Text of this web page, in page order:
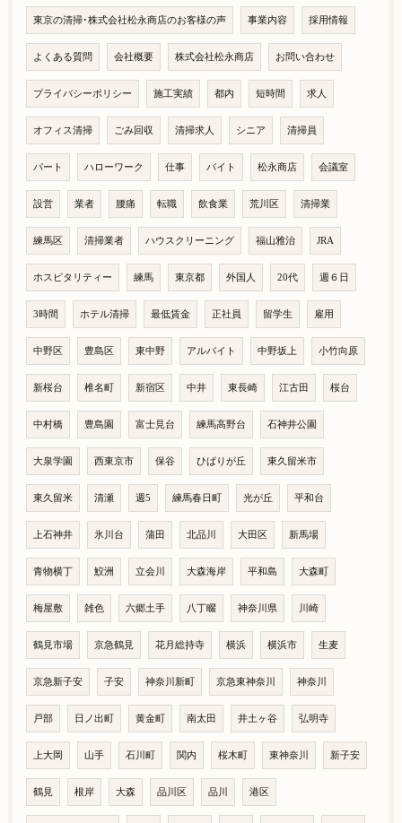
東京の清掃･株式会社松永商店のお客様の声 事業内容 採用情報
よくある質問 会社概要 株式会社松永商店 お問い合わせ
プライバシーポリシー 施工実績 都内 短時間 求人
オフィス清掃 ごみ回収 清掃求人 シニア 清掃員
パート ハローワーク 仕事 バイト 松永商店 会議室
設営 業者 腰痛 転職 飲食業 荒川区 清掃業
練馬区 清掃業者 ハウスクリーニング 福山雅治 JRA
ホスピタリティー 練馬 東京都 外国人 20代 週６日
3時間 ホテル清掃 最低賃金 正社員 留学生 雇用
中野区 豊島区 東中野 アルバイト 中野坂上 小竹向原
新桜台 椎名町 新宿区 中井 東長崎 江古田 桜台
中村橋 豊島園 富士見台 練馬高野台 石神井公園
大泉学園 西東京市 保谷 ひばりが丘 東久留米市
東久留米 清瀬 週5 練馬春日町 光が丘 平和台
上石神井 氷川台 蒲田 北品川 大田区 新馬場
青物横丁 鮫洲 立会川 大森海岸 平和島 大森町
梅屋敷 雑色 六郷土手 八丁畷 神奈川県 川崎
鶴見市場 京急鶴見 花月総持寺 横浜 横浜市 生麦
京急新子安 子安 神奈川新町 京急東神奈川 神奈川
戸部 日ノ出町 黄金町 南太田 井土ヶ谷 弘明寺
上大岡 山手 石川町 関内 桜木町 東神奈川 新子安
鶴見 根岸 大森 品川区 品川 港区